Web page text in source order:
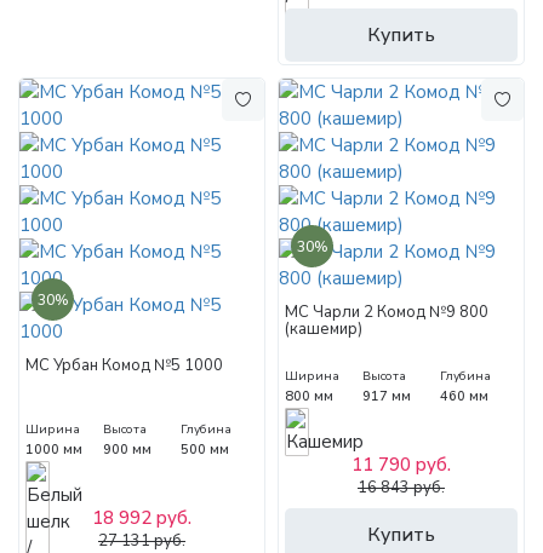
Купить
30%
МС Урбан Комод №5 1000
Ширина
1000 мм
Высота
900 мм
Глубина
500 мм
18 992 руб.
27 131 руб.
30%
МС Чарли 2 Комод №9 800
(кашемир)
Ширина
800 мм
Высота
917 мм
Глубина
460 мм
Купить
11 790 руб.
16 843 руб.